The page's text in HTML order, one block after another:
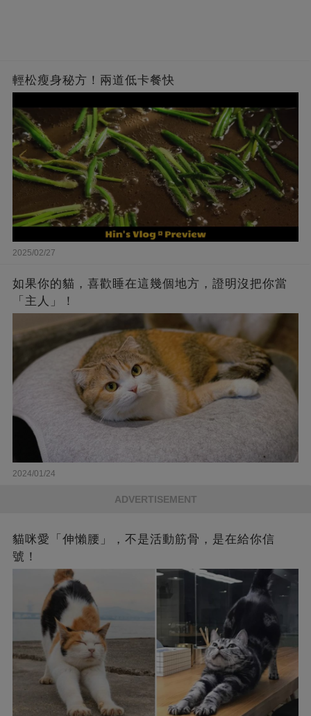
輕松瘦身秘方！兩道低卡餐快
2025/02/27
如果你的貓，喜歡睡在這幾個地方，證明沒把你當
「主人」！
2024/01/24
ADVERTISEMENT
貓咪愛「伸懶腰」，不是活動筋骨，是在給你信
號！